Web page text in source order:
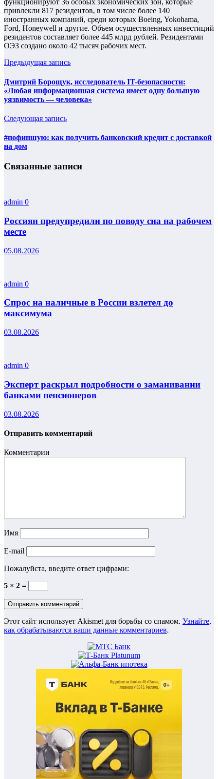
функционируют 36 особых экономических зон, которые
привлекли 817 резидентов, в том числе более 140
иностранных компаний, среди которых Boeing, Yokohama,
Ford, Honeywell и другие. Объем осуществленных инвестиций
резидентов составляет более 445 млрд рублей. Резидентами
ОЭЗ создано около 42 тысяч рабочих мест.
Предыдущая запись
Дмитрий Борощук, исследователь IT-безопасности:
«Любая информационная система имеет одну большую
уязвимость — человека»
Следующая запись
#пофиншую: как получить банковский кредит с доставкой
на дом
Связанные записи
admin 0
Россиян предупредили по поводу сна на рабочем
месте
05.08.2026
admin 0
Спрос на наличные в России взлетел до
максимума
03.08.2026
admin 0
Эксперт раскрыл подробности о заманивании
банками пенсионеров
03.08.2026
Отправить комментарий
Комментарии
Имя
E-mail
Пожалуйста, введите ответ цифрами:
5 × 2 =
Этот сайт использует Akismet для борьбы со спамом. Узнайте,
как обрабатываются ваши данные комментариев.